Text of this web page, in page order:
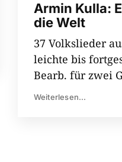
Armin Kulla:
die Welt
37 Volkslieder
leichte bis
Bearb. für zwei
Weiterlesen...